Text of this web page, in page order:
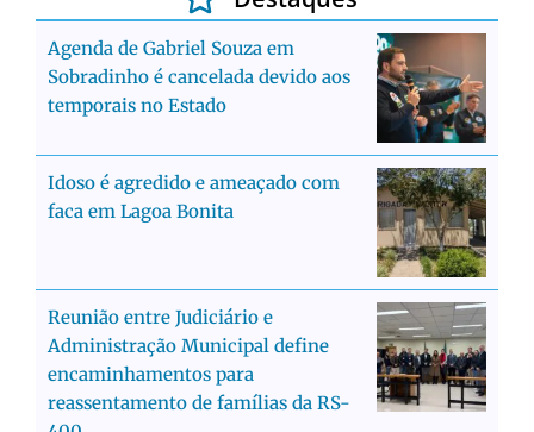
Agenda de Gabriel Souza em
Sobradinho é cancelada devido aos
temporais no Estado
Idoso é agredido e ameaçado com
faca em Lagoa Bonita
Reunião entre Judiciário e
Administração Municipal define
encaminhamentos para
reassentamento de famílias da RS-